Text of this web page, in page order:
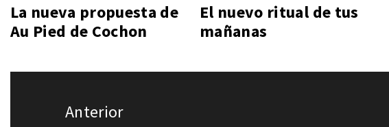
La nueva propuesta de
Au Pied de Cochon
El nuevo ritual de tus
mañanas
Anterior